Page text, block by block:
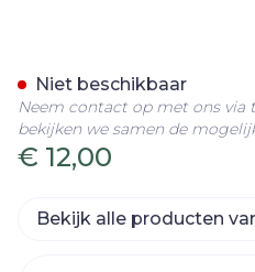
€ 12,00
Niet beschikbaar
Neem contact op met ons via
bekijken we samen de
Bekijk alle producten